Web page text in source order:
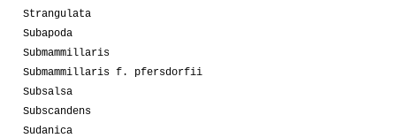
Strangulata
Subapoda
Submammillaris
Submammillaris f. pfersdorfii
Subsalsa
Subscandens
Sudanica